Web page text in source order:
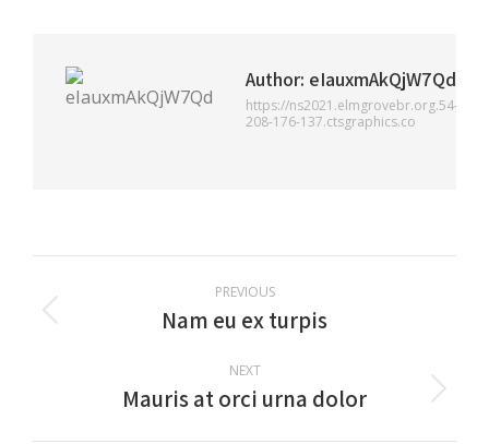
Author: eIauxmAkQjW7Qd
https://ns2021.elmgrovebr.org.54-
208-176-137.ctsgraphics.co
navigation
PREVIOUS
Previous
Nam eu ex turpis
NEXT
Next
Mauris at orci urna dolor